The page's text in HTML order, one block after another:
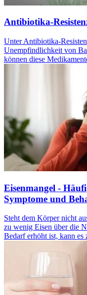
Antibiotika-
Unter Antibiotika-
Unempfindlichkeit von
können diese
Eisenmangel -
Symptome und
Steht dem Körper nicht
zu wenig Eisen über die
Bedarf erhöht ist, kann es